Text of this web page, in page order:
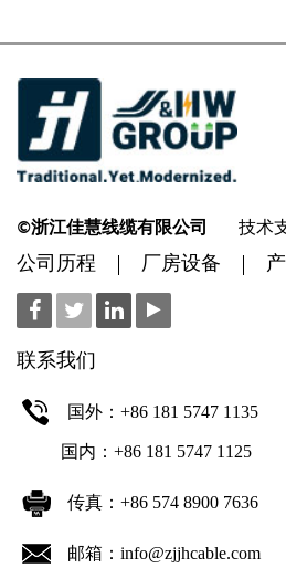
©浙江佳慧线缆有限公司 技术
公司历程 厂房设备
联系我们
国外：+86 181 5747 1135
国内：+86 181 5747 1125
传真：+86 574 8900 7636
邮箱：info@zjjhcable.com